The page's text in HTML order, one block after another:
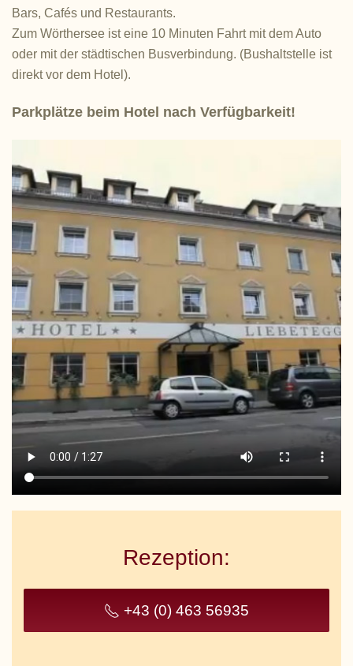
Bars, Cafés und Restaurants.
Zum Wörthersee ist eine 10 Minuten Fahrt mit dem Auto
oder mit der städtischen Busverbindung. (Bushaltstelle ist
direkt vor dem Hotel).
Parkplätze beim Hotel nach Verfügbarkeit!
Rezeption:
+43 (0) 463 56935